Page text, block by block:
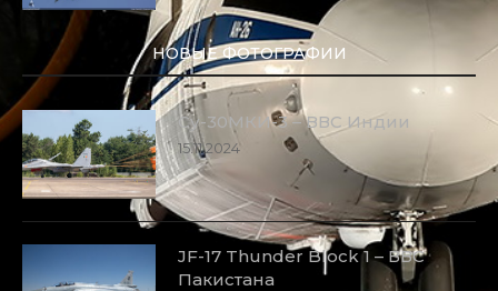
НОВЫЕ ФОТОГРАФИИ
Су-30МКИ-3 – ВВС Индии
15.11.2024
JF-17 Thunder Block 1 – ВВС
Пакистана